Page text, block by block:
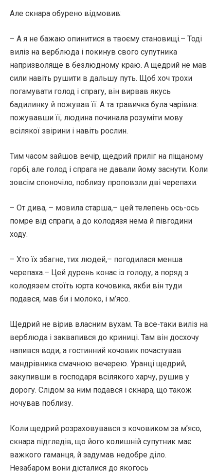
Але скнара обурено відмовив:
– А я не бажаю опинитися в твоєму становищі.– Тоді
виліз на верблюда і покинув свого супутника
напризволяще в безлюдному краю. А щедрий не мав
сили навіть рушити в дальшу путь. Щоб хоч трохи
погамувати голод і спрагу, він вирвав якусь
бадилинку й пожував її. А та травичка була чарівна:
пожувавши її, людина починала розуміти мову
всілякої звірини і навіть рослин.
Тим часом зайшов вечір, щедрий приліг на піщаному
горбі, але голод і спрага не давали йому заснути. Коли
зовсім споночіло, поблизу проповзли дві черепахи.
– От дива, – мовила старша,– цей телепень ось-ось
помре від спраги, а до колодязя нема й півгодини
ходу.
– Хто їх збагне, тих людей,– погодилася менша
черепаха.– Цей дурень конає із голоду, а поряд з
колодязем стоїть юрта кочовика, якби він туди
подався, мав би і молоко, і м’ясо.
Щедрий не вірив власним вухам. Та все-таки виліз на
верблюда і заквапився до криниці. Там він досхочу
напився води, а гостинний кочовик почастував
мандрівника смачною вечерею. Уранці щедрий,
закупивши в господаря всілякого харчу, рушив у
дорогу. Слідом за ним подався і скнара, що також
ночував поблизу.
Коли щедрий розраховувався з кочовиком за м’ясо,
скнара підгледів, що його колишній супутник має
важкого гаманця, й задумав недобре діло.
Незабаром вони дісталися до якогось